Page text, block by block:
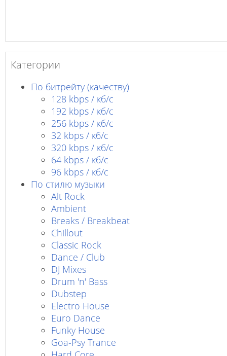
Категории
По битрейту (качеству)
128 kbps / кб/c
192 kbps / кб/c
256 kbps / кб/с
32 kbps / кб/c
320 kbps / кб/с
64 kbps / кб/c
96 kbps / кб/c
По стилю музыки
Alt Rock
Ambient
Breaks / Breakbeat
Chillout
Classic Rock
Dance / Club
DJ Mixes
Drum 'n' Bass
Dubstep
Electro House
Euro Dance
Funky House
Goa-Psy Trance